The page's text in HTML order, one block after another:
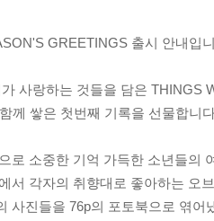
GREETINGS 출시 안내입
사랑하는 것들을 담은 THINGS
께 쌓은 첫번째 기록을 선물합니
로 소중한 기억 가득한 소년들의
서 각자의 취향대로 좋아하는 오
사진들을 76p의 포토북으로 엮어